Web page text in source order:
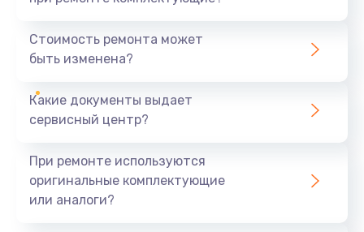
1440 руб.
Ремонт южного моста
Замена батарейки BIOS
Стоимость ремонта может
быть изменена?
Какие документы выдает
сервисный центр?
При ремонте используются
оригинальные комплектующие
или аналоги?